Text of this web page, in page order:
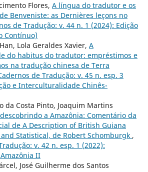
Flores, A língua do tradutor e os
Benveniste: as Dernières leçons no
de Tradução: v. 44 n. 1 (2024): Edição
Contínuo)
Lola Geraldes Xavier, A
do habitus do tradutor: empréstimos e
na tradução chinesa de Terra
de Tradução: v. 45 n. esp. 3
e Interculturalidade Chinês-
da Costa Pinto, Joaquim Martins
a Amazônia: Comentário da
de A Description of British Guiana
Statistical, de Robert Schomburgk ,
v. 42 n. esp. 1 (2022):
II
José Guilherme dos Santos